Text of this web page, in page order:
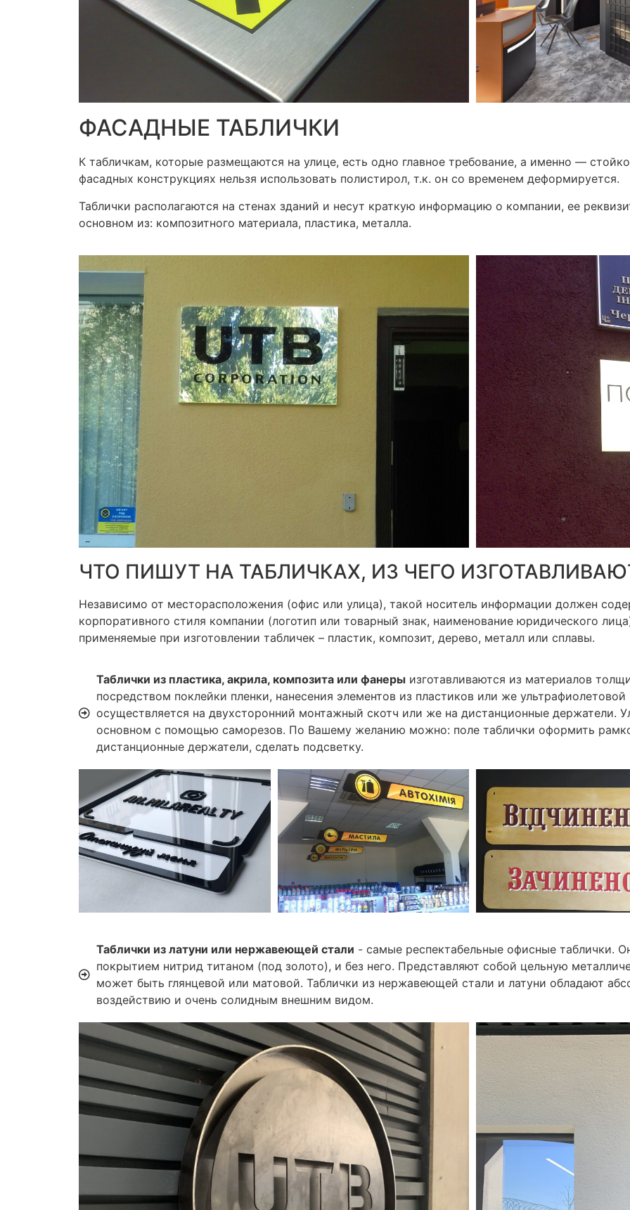
ФАСАДНЫЕ ТАБЛИЧКИ
К табличкам, которые размещаются на улице, есть одно главное требование, а именно —
фасадных конструкциях нельзя использовать полистирол, т.к. он со временем деформируется.
Таблички располагаются на стенах зданий и несут краткую информацию о компании, ее
основном из: композитного материала, пластика, металла.
ЧТО ПИШУТ НА ТАБЛИЧКАХ, ИЗ ЧЕГО
Независимо от месторасположения (офис или улица), такой носитель информации должен
корпоративного стиля компании (логотип или товарный знак, наименование юридического
применяемые при изготовлении табличек – пластик, композит, дерево, металл или сплавы.
Таблички из пластика, акрила, композита или фанеры изготавливаются из материалов
посредством поклейки пленки, нанесения элементов из пластиков или же
осуществляется на двухсторонний монтажный скотч или же на дистанционные держатели.
основном с помощью саморезов. По Вашему желанию можно: поле таблички оформить
дистанционные держатели, сделать подсветку.
Таблички из латуни или нержавеющей стали - самые респектабельные офисные таблички.
покрытием нитрид титаном (под золото), и без него. Представляют собой цельную
может быть глянцевой или матовой. Таблички из нержавеющей стали и латуни обладают
воздействию и очень солидным внешним видом.